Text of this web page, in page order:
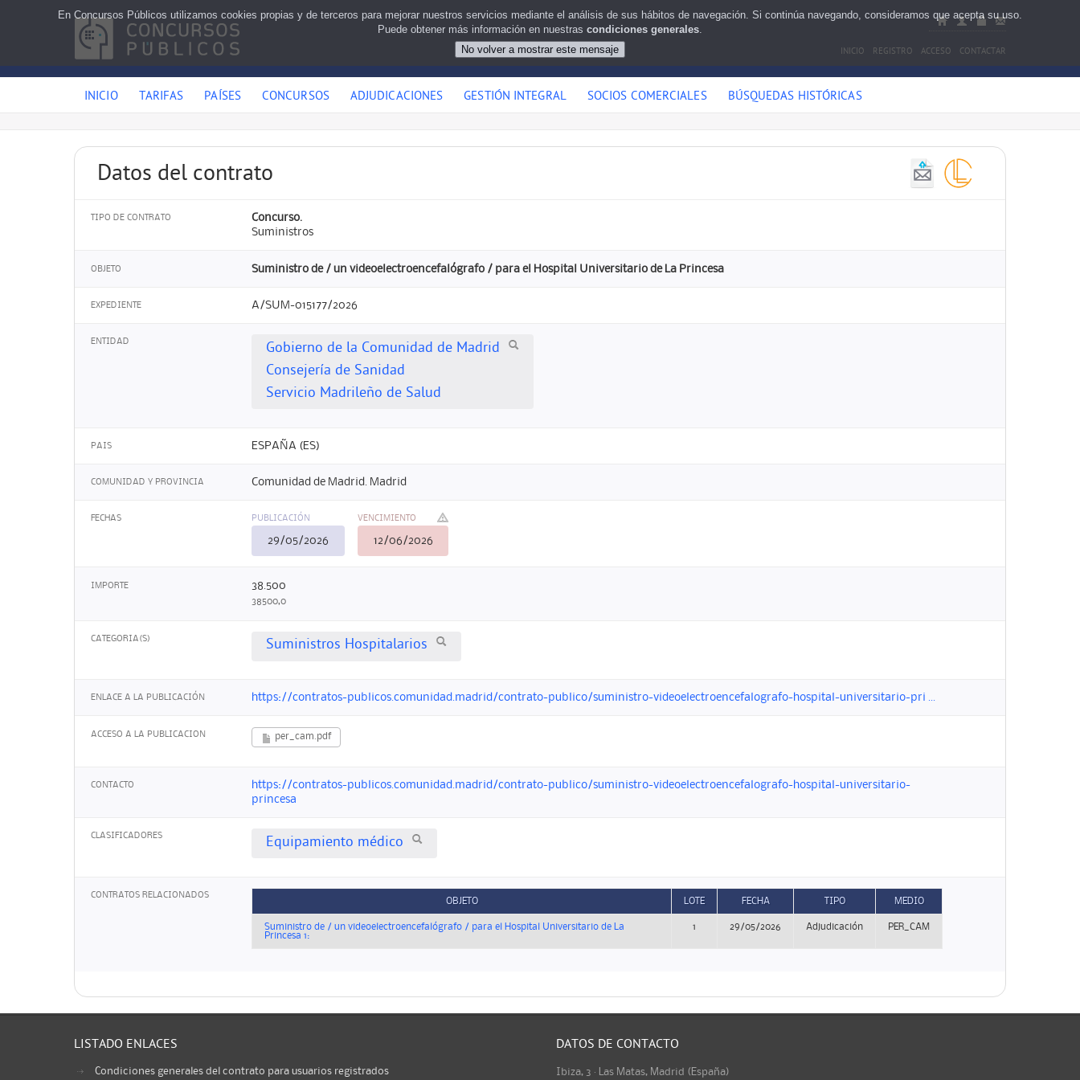
INICIO REGISTRO ACCESO CONTACTAR
INICIO TARIFAS PAÍSES CONCURSOS ADJUDICACIONES GESTIÓN INTEGRAL SOCIOS COMERCIALES BÚSQUEDAS HISTÓRICAS
Datos del contrato
TIPO DE CONTRATO
Concurso.
Suministros
OBJETO Suministro de / un videoelectroencefalógrafo / para el Hospital Universitario de La Princesa
EXPEDIENTE A/SUM-015177/2026
ENTIDAD
Gobierno de la Comunidad de Madrid
Consejería de Sanidad
Servicio Madrileño de Salud
PAIS ESPAÑA (ES)
COMUNIDAD Y PROVINCIA Comunidad de Madrid. Madrid
FECHAS PUBLICACIÓN
29/05/2026
VENCIMIENTO
12/06/2026
IMPORTE 38.500
38500,0
CATEGORIA(S) Suministros Hospitalarios
ENLACE A LA PUBLICACIÓN https://contratos-publicos.comunidad.madrid/contrato-publico/suministro-videoelectroencefalografo-hospital-universitario-pri ...
ACCESO A LA PUBLICACION per_cam.pdf
CONTACTO
https://contratos-publicos.comunidad.madrid/contrato-publico/suministro-videoelectroencefalografo-hospital-universitario-
princesa
CLASIFICADORES Equipamiento médico
CONTRATOS RELACIONADOS
OBJETO LOTE FECHA TIPO MEDIO
Suministro de / un videoelectroencefalógrafo / para el Hospital Universitario de La
Princesa 1:
1 29/05/2026 Adjudicación PER_CAM
LISTADO ENLACES
Condiciones generales del contrato para usuarios registrados
DATOS DE CONTACTO
Ibiza, 3 · Las Matas, Madrid (España)
En Concursos Públicos utilizamos cookies propias y de terceros para mejorar nuestros servicios mediante el análisis de sus hábitos de navegación. Si continúa navegando, consideramos que acepta su uso.
Puede obtener más información en nuestras condiciones generales.